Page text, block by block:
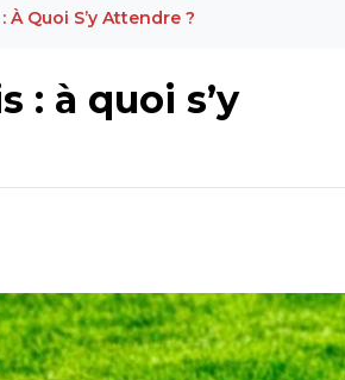
Quoi S’y Attendre ?
: à quoi s’y